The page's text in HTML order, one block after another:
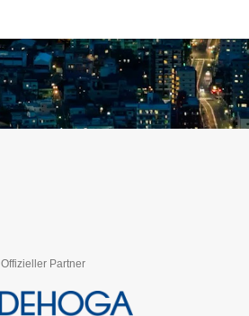
Offizieller Partner